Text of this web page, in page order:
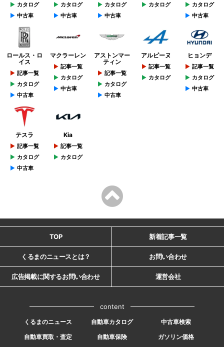
カタログ
中古車
カタログ
中古車
カタログ
中古車
カタログ
カタログ
中古車
ロールス・ロ
イス
記事一覧
カタログ
中古車
マクラーレン
記事一覧
カタログ
中古車
アストンマー
ティン
記事一覧
カタログ
中古車
アルピーヌ
記事一覧
カタログ
ヒョンデ
記事一覧
カタログ
中古車
テスラ
記事一覧
カタログ
中古車
Kia
記事一覧
カタログ
TOP 新着記事一覧
くるまのニュースとは？ お問い合わせ
広告掲載に関するお問い合わせ 運営会社
content
くるまのニュース 自動車カタログ
中古車検索
自動車買取・査定
自動車保険 ガソリン価格